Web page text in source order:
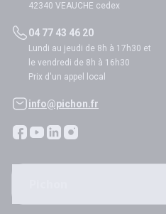
42340 VEAUCHE cedex
04 77 43 46 20
Lundi au jeudi de 8h à 17h30 et
le vendredi de 8h à 16h30
Prix d'un appel local
info@pichon.fr